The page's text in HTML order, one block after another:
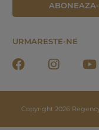
URMARESTE-NE
Copyright 2026